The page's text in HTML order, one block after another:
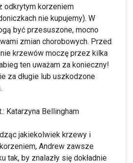
odkrytym korzeniem
nie kupujemy). W
być przesuszone, mocno
zmian chorobowych. Przed
krzewów moczę przez kilka
ten uważam za konieczny!
za długie lub uszkodzone
Katarzyna Bellingham
jakiekolwiek krzewy i
Andrew zawsze
tak, by znalazły się dokładnie